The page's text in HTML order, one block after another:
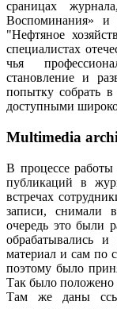
сраницах
Воспоминания» и
"Нефтяное
специалистах
чья
становление и
попытку собрать
доступными
Multimedia
В процессе
публикаций в
встречах
записи, снимали
очередь это были
обрабатывались
материал и сам по
поэтому было
Так было положено
Там же даны